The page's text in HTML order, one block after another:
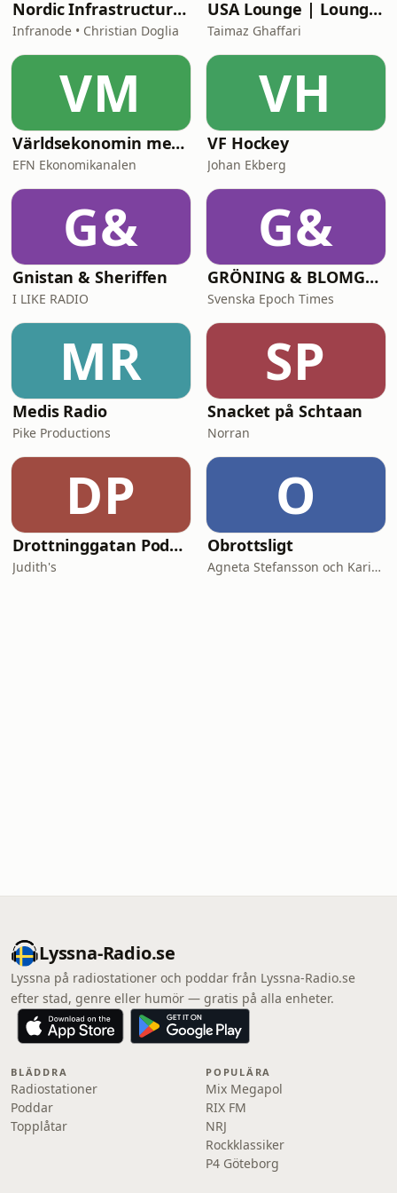
Nordic Infrastructure: Behind the Decisions
Infranode • Christian Doglia
USA Lounge | LoungePodden
Taimaz Ghaffari
VM
Världsekonomin med Katrine Kielos och Claes Måhlén
EFN Ekonomikanalen
VH
VF Hockey
Johan Ekberg
G&
Gnistan & Sheriffen
I LIKE RADIO
G&
GRÖNING & BLOMGREN UTANFÖR
Svenska Epoch Times
MR
Medis Radio
Pike Productions
SP
Snacket på Schtaan
Norran
DP
Drottninggatan Podcast
Judith's
O
Obrottsligt
Agneta Stefansson och Karin Alfredsson
Lyssna-Radio.se
Lyssna på radiostationer och poddar från Lyssna-Radio.se
efter stad, genre eller humör — gratis på alla enheter.
BLÄDDRA
Radiostationer
Poddar
Topplåtar
POPULÄRA
Mix Megapol
RIX FM
NRJ
Rockklassiker
P4 Göteborg